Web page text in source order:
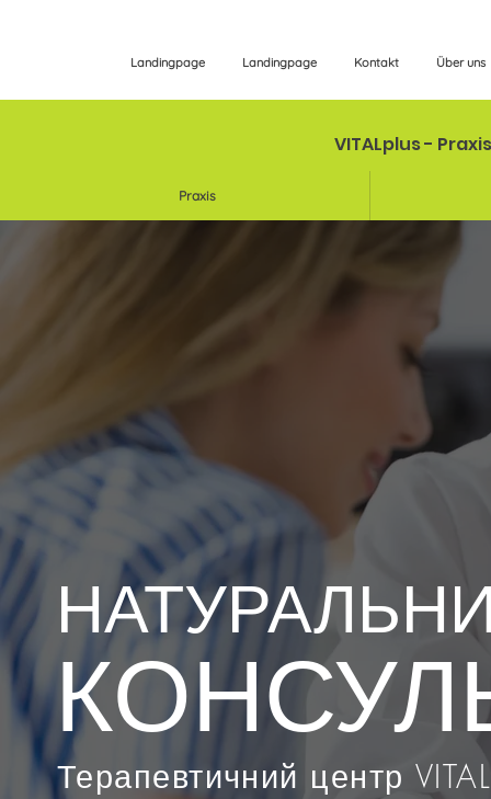
Landingpage Landingpage Kontakt Über uns
VITALplus -
Praxis
Терапевтичний центр